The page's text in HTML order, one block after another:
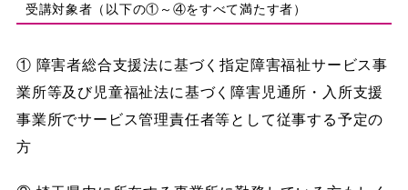
受講対象者（以下の①～④をすべて満たす者）
① 障害者総合支援法に基づく指定障害福祉サービス事
業所等及び児童福祉法に基づく障害児通所・入所支援
事業所でサービス管理責任者等として従事する予定の
方